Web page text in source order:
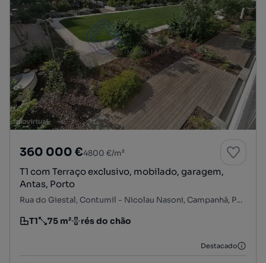
360 000 €4800 €/m²
T1 com Terraço exclusivo, mobilado, garagem,
Antas, Porto
Rua do Giestal, Contumil - Nicolau Nasoni, Campanhã, Porto, Porto
Tipologia
T1
Preço por metro quadrado
75 m²
Andar rés do chão
Destacado